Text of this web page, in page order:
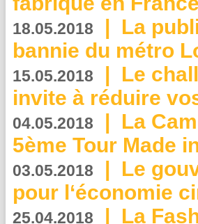
18.05.2018 | La
bannie du métro
15.05.2018 | Le
invite à réduire
04.05.2018 | La
5ème Tour Made
03.05.2018 | Le
pour l‘économie
25.04.2018 | La